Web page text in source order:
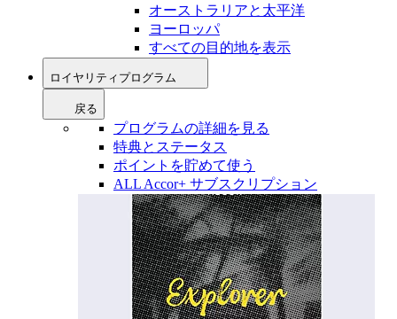
オーストラリアと太平洋
ヨーロッパ
すべての目的地を表示
ロイヤリティプログラム
戻る
プログラムの詳細を見る
特典とステータス
ポイントを貯めて使う
ALL Accor+ サブスクリプション